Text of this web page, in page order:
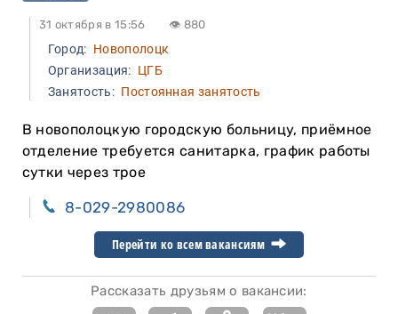
31 октября в 15:56 👁 880
Город: Новополоцк
Организация: ЦГБ
Занятость:Постоянная занятость
В новополоцкую городскую больницу, приёмное
отделение требуется санитарка, график работы
сутки через трое
8-029-2980086
Перейти ко всем вакансиям
Рассказать друзьям о вакансии: